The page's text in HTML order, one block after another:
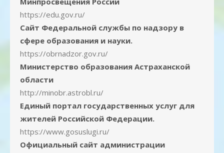
https://edu.gov.ru/
Сайт Федеральной службы по надзору в
сфере образования и науки.
https://obrnadzor.gov.ru/
Министерство образования Астраханской
области
http://minobr.astrobl.ru/
Единый портал государственных услуг для
жителей Российской Федерации.
https://www.gosuslugi.ru/
Официальный сайт администрации